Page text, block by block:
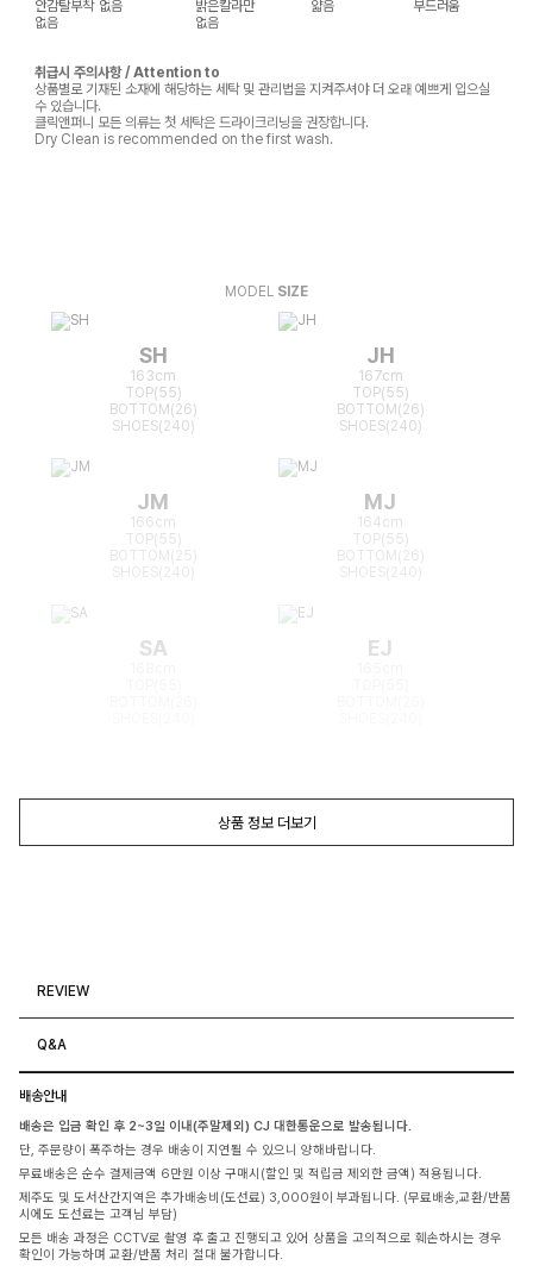
안감탈부착 없음 밝은칼라만 얇음
부드러움
없음
없음
취급시 주의사항 / Attention to
상품별로 기재된 소재에 해당하는 세탁 및 관리법을 지켜주셔야 더 오래 예쁘게 입으실
수 있습니다.
클릭앤퍼니 모든 의류는 첫 세탁은 드라이크리닝을 권장합니다.
Dry Clean is recommended on the first wash.
MODEL SIZE
SH
163cm
TOP(55)
BOTTOM(26)
SHOES(240)
JH
167cm
TOP(55)
BOTTOM(26)
SHOES(240)
JM
166cm
TOP(55)
BOTTOM(25)
MJ
164cm
TOP(55)
BOTTOM(26)
SA EJ
상품 정보 더보기
REVIEW
Q&A
배송안내
배송은 입금 확인 후 2~3일 이내(주말제외) CJ 대한통운으로 발송됩니다.
단, 주문량이 폭주하는 경우 배송이 지연될 수 있으니 양해바랍니다.
무료배송은 순수 결제금액 6만원 이상 구매시(할인 및 적립금 제외한 금액) 적용됩니다.
제주도 및 도서산간지역은 추가배송비(도선료) 3,000원이 부과됩니다. (무료배송,교환/반품
시에도 도선료는 고객님 부담)
모든 배송 과정은 CCTV로 촬영 후 출고 진행되고 있어 상품을 고의적으로 훼손하시는 경우
확인이 가능하며 교환/반품 처리 절대 불가합니다.